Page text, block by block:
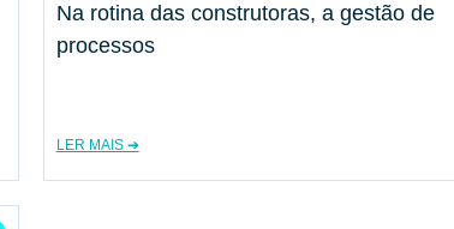
Na rotina das construtoras, a gestão de
processos
LER MAIS ➔